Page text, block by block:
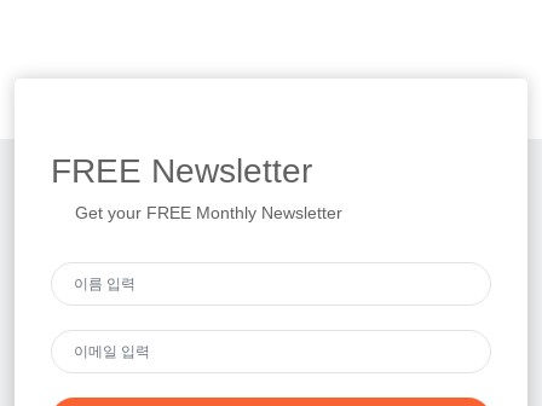
FREE Newsletter
Get your FREE Monthly Newsletter